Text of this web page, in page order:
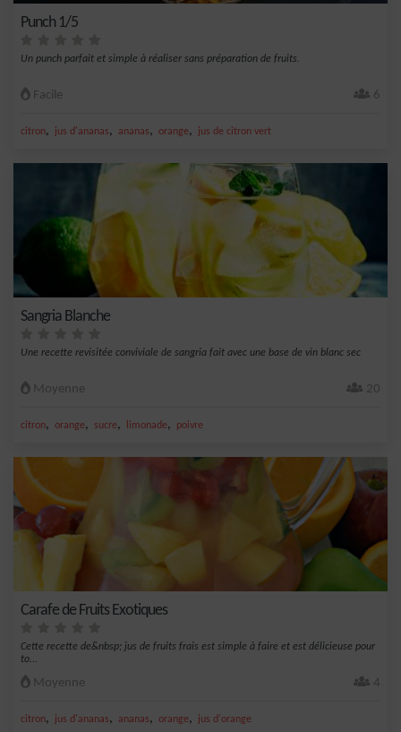
Punch 1/5
Un punch parfait et simple à réaliser sans préparation de fruits.
Facile 6
citron, jus d'ananas, ananas, orange, jus de citron vert
Sangria Blanche
Une recette revisitée conviviale de sangria fait avec une base de vin blanc sec
Moyenne 20
citron, orange, sucre, limonade, poivre
Carafe de Fruits Exotiques
Cette recette de&nbsp; jus de fruits frais est simple à faire et est délicieuse pour
to...
Moyenne 4
citron, jus d'ananas, ananas, orange, jus d'orange